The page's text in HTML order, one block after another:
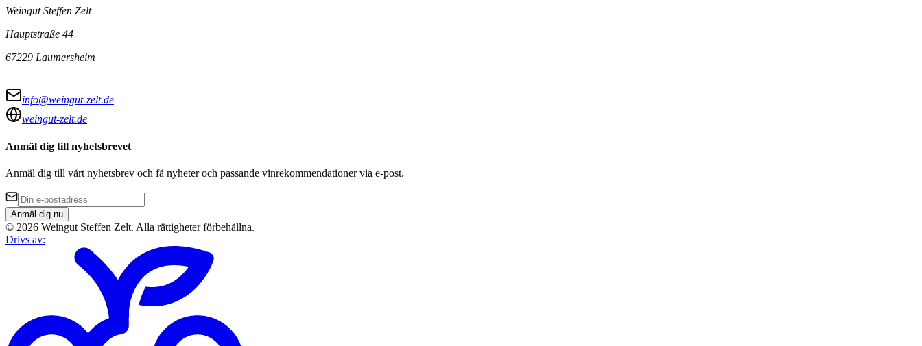
Weingut Steffen Zelt
Hauptstraße 44
67229 Laumersheim
info@weingut-zelt.de
weingut-zelt.de
Anmäl dig till nyhetsbrevet
Anmäl dig till vårt nyhetsbrev och få nyheter och passande vinrekommendationer via e-post.
Anmäl dig nu
© 2026 Weingut Steffen Zelt. Alla rättigheter förbehållna.
Drivs av: